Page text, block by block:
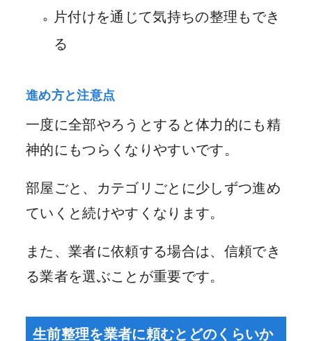
片付けを通じて気持ちの整理もでき
る
進め方と注意点
一度に全部やろうとすると体力的にも精
神的にもつらくなりやすいです。
部屋ごと、カテゴリごとに少しずつ進め
ていくと続けやすくなります。
また、業者に依頼する場合は、信頼でき
る業者を選ぶことが重要です。
生前整理を業者に頼むとどのくらいか